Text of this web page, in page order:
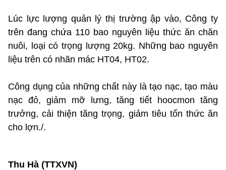
Lúc lực lượng quản lý thị trường ập vào, Công ty
trên đang chứa 110 bao nguyên liệu thức ăn chăn
nuôi, loại có trọng lượng 20kg. Những bao nguyên
liệu trên có nhãn mác HT04, HT02.
Công dụng của những chất này là tạo nạc, tạo màu
nạc đỏ, giảm mỡ lưng, tăng tiết hoocmon tăng
trưởng, cải thiện tăng trọng, giảm tiêu tốn thức ăn
cho lợn./.
Thu Hà (TTXVN)